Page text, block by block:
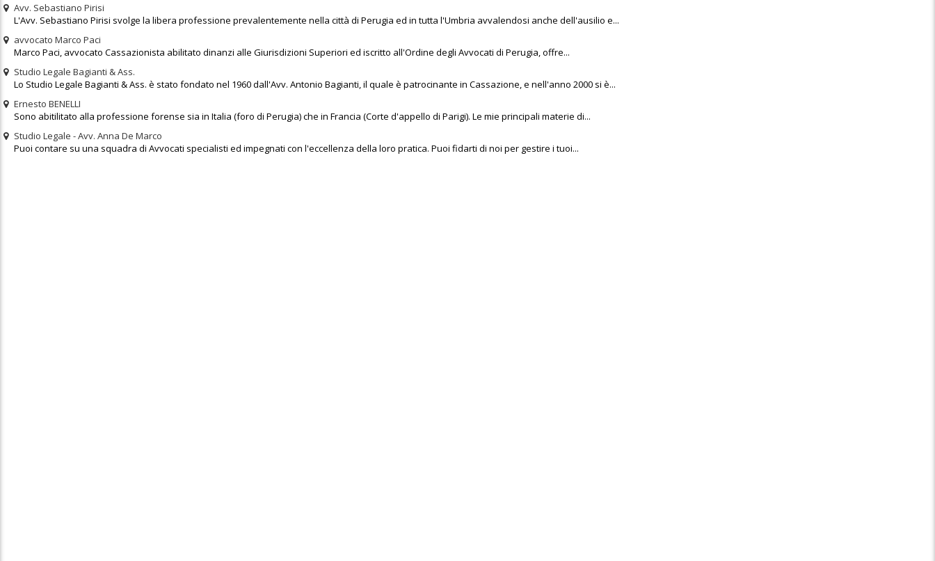
Avv. Sebastiano Pirisi
L'Avv. Sebastiano Pirisi svolge la libera professione prevalentemente nella città di Perugia ed in tutta l'Umbria avvalendosi anche dell'ausilio e...
avvocato Marco Paci
Marco Paci, avvocato Cassazionista abilitato dinanzi alle Giurisdizioni Superiori ed iscritto all'Ordine degli Avvocati di Perugia, offre...
Studio Legale Bagianti & Ass.
Lo Studio Legale Bagianti & Ass. è stato fondato nel 1960 dall'Avv. Antonio Bagianti, il quale è patrocinante in Cassazione, e nell'anno 2000 si è...
Ernesto BENELLI
Sono abitilitato alla professione forense sia in Italia (foro di Perugia) che in Francia (Corte d'appello di Parigi). Le mie principali materie di...
Studio Legale - Avv. Anna De Marco
Puoi contare su una squadra di Avvocati specialisti ed impegnati con l'eccellenza della loro pratica. Puoi fidarti di noi per gestire i tuoi...